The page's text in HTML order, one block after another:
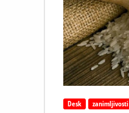
Desk zanimljivosti